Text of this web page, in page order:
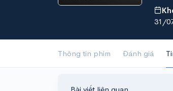
31/
Thông tin phim Đánh giá